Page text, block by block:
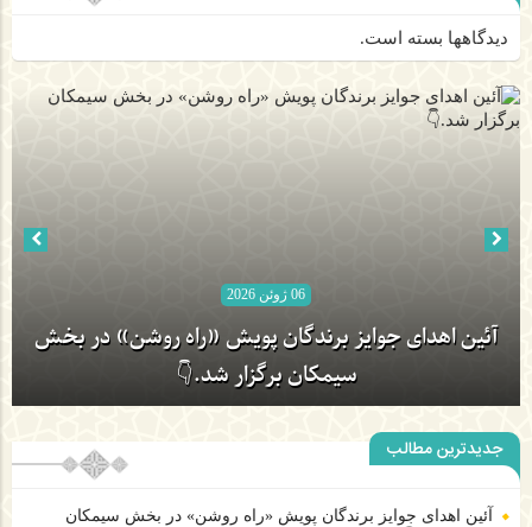
دیدگاهها بسته است.
06 ژوئن 2026
آئین اهدای جوایز برندگان پویش «راه روشن» در بخش
سیمکان برگزار شد.👇
جدیدترین مطالب
آئین اهدای جوایز برندگان پویش «راه روشن» در بخش سیمکان